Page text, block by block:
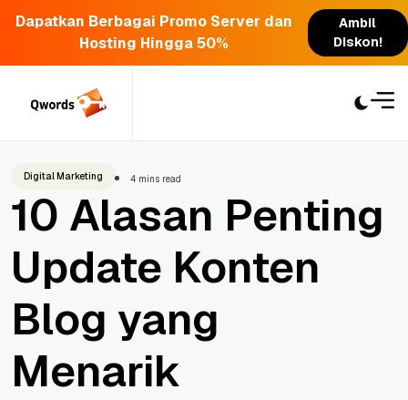
Dapatkan Berbagai Promo Server dan
Hosting Hingga 50%
Ambil
Diskon!
Digital Marketing 4 mins read
10 Alasan Penting
Update Konten
Blog yang
Menarik